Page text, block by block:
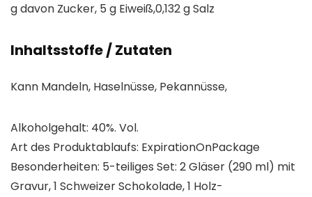
g davon Zucker, 5 g Eiweiß,0,132 g Salz
Inhaltsstoffe / Zutaten
Kann Mandeln, Haselnüsse, Pekannüsse,
Alkoholgehalt: 40%. Vol.
Art des Produktablaufs: ExpirationOnPackage
Besonderheiten: 5-teiliges Set: 2 Gläser (290 ml) mit
Gravur, 1 Schweizer Schokolade, 1 Holz-